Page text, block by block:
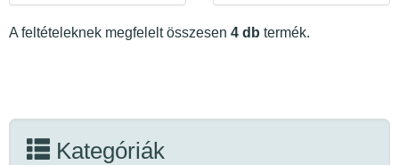
A feltételeknek megfelelt összesen 4 db termék.
Kategóriák